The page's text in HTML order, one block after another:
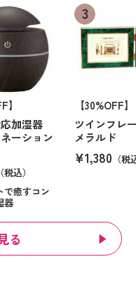
】
加湿器
ネーション
（税込）
で癒すコン
器
【30%OFF】
ツインフレ
メラルド
¥1,380 （税
る